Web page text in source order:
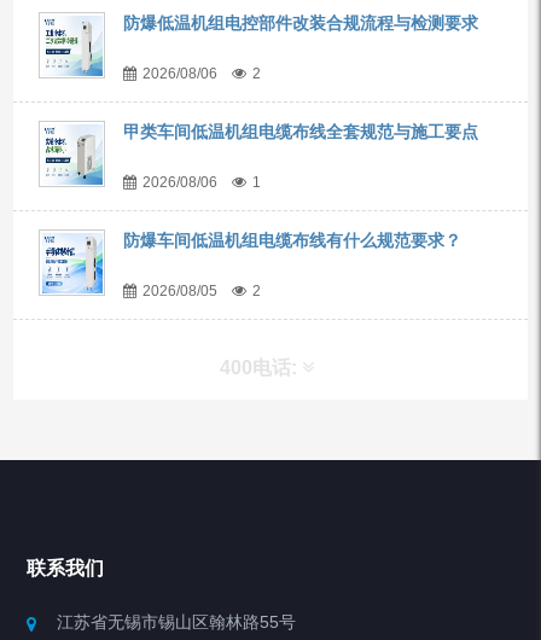
防爆低温机组电控部件改装合规流程与检测要求
2026/08/06 2
甲类车间低温机组电缆布线全套规范与施工要点
2026/08/06 1
防爆车间低温机组电缆布线有什么规范要求？
2026/08/05 2
400电话:
联系我们
江苏省无锡市锡山区翰林路55号